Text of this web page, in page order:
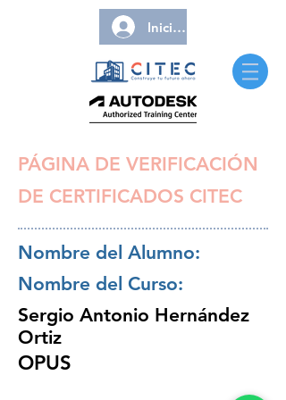
Iniciar sesión
PÁGINA DE VERIFICACIÓN
DE CERTIFICADOS CITEC
Nombre del Alumno:
Nombre del Curso:
Sergio Antonio Hernández
Ortiz
OPUS